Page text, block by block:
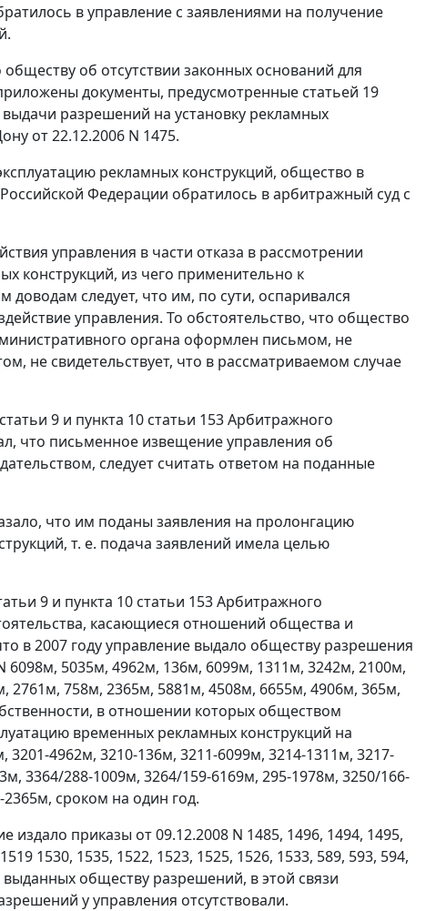
в управление с заявлениями на получение
об отсутствии законных оснований для
документы, предусмотренные статьей 19
разрешений на установку рекламных
от 22.12.2006 N 1475.
рекламных конструкций, общество в
Федерации обратилось в арбитражный суд с
управления в части отказа в рассмотрении
конструкций, из чего применительно к
следует, что им, по сути, оспаривался
управления. То обстоятельство, что общество
органа оформлен письмом, не
не свидетельствует, что в рассматриваемом случае
9 и пункта 10 статьи 153 Арбитражного
что письменное извещение управления об
следует считать ответом на поданные
что им поданы заявления на пролонгацию
т. е. подача заявлений имела целью
9 и пункта 10 статьи 153 Арбитражного
касающиеся отношений общества и
в 2007 году управление выдало обществу разрешения
6098м, 5035м, 4962м, 136м, 6099м, 1311м, 3242м, 2100м,
2761м, 758м, 2365м, 5881м, 4508м, 6655м, 4906м, 365м,
в отношении которых обществом
временных рекламных конструкций на
4962м, 3210-136м, 3211-6099м, 3214-1311м, 3217-
3364/288-1009м, 3264/159-6169м, 295-1978м, 3250/166-
сроком на один год.
приказы от 09.12.2008 N 1485, 1496, 1494, 1495,
1530, 1535, 1522, 1523, 1525, 1526, 1533, 589, 593, 594,
обществу разрешений, в этой связи
у управления отсутствовали.